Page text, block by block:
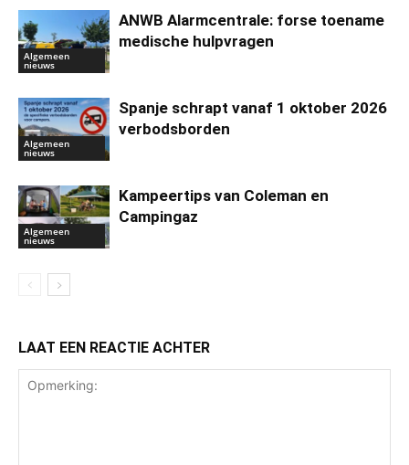
Algemeen
nieuws
ANWB Alarmcentrale: forse toename
medische hulpvragen
Algemeen
nieuws
Spanje schrapt vanaf 1 oktober 2026
verbodsborden
Algemeen
nieuws
Kampeertips van Coleman en
Campingaz
LAAT EEN REACTIE ACHTER